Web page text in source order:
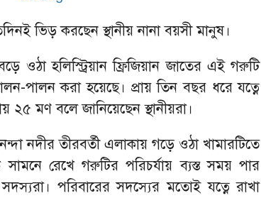
ভিড় করছেন স্থানীয় নানা বয়সী মানুষ।
ওঠা হলিস্ট্রিয়ান ফ্রিজিয়ান জাতের এই গরুটি
পালন করা হয়েছে। প্রায় তিন বছর ধরে যত্নে
মণ বলে জানিয়েছেন স্থানীয়রা।
নদীর তীরবর্তী এলাকায় গড়ে ওঠা খামারটিতে
রেখে গরুটির পরিচর্যায় ব্যস্ত সময় পার
পরিবারের সদস্যের মতোই যত্নে রাখা